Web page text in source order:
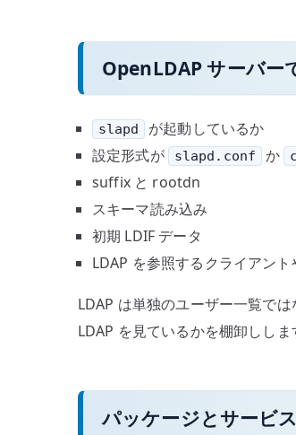
OpenLDAP サーバー
slapd
が起動しているか
設定形式が
slapd.conf か
suffix と rootdn
スキーマ読み込み
初期 LDIF データ
LDAP を参照するクライアント
LDAP は単独のユーザー一覧で
LDAP を見ているかを棚卸ししま
パッケージとサービ